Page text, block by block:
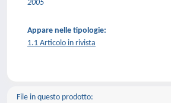
2005
Appare nelle tipologie:
1.1 Articolo in rivista
File in questo prodotto: